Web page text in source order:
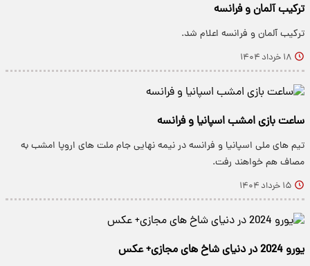
ترکیب آلمان و فرانسه
ترکیب آلمان و فرانسه اعلام شد.
۱۸ خرداد ۱۴۰۴
ساعت بازی امشب اسپانیا و فرانسه
تیم های ملی اسپانیا و فرانسه در نیمه نهایی جام ملت های اروپا امشب به
مصاف هم خواهند رفت.
۱۵ خرداد ۱۴۰۴
یورو 2024 در دنیای شاخ های مجازی+ عکس